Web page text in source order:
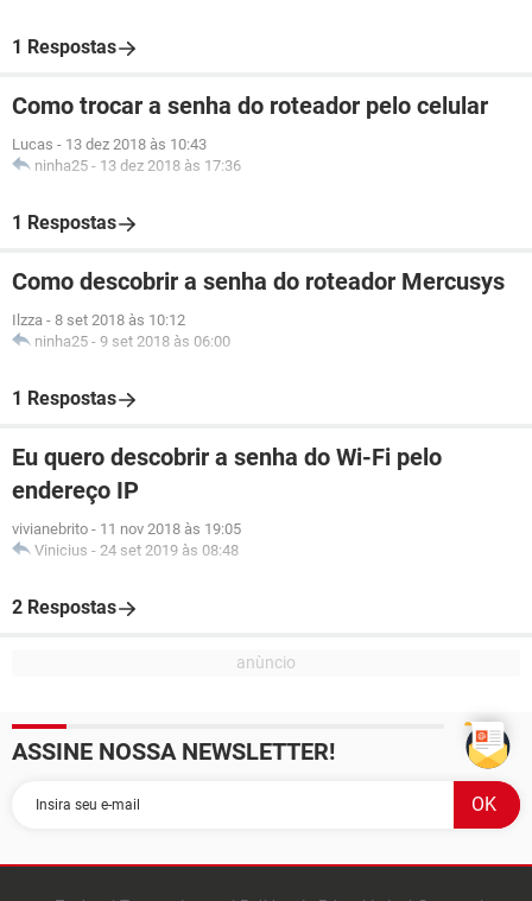
1 Respostas
Como trocar a senha do roteador pelo celular
Lucas - 13 dez 2018 às 10:43
ninha25 - 13 dez 2018 às 17:36
1 Respostas
Como descobrir a senha do roteador Mercusys
Ilzza - 8 set 2018 às 10:12
ninha25 - 9 set 2018 às 06:00
1 Respostas
Eu quero descobrir a senha do Wi-Fi pelo
endereço IP
vivianebrito - 11 nov 2018 às 19:05
Vinicius - 24 set 2019 às 08:48
2 Respostas
ASSINE NOSSA NEWSLETTER!